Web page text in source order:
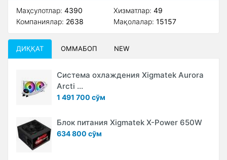
Маҳсулотлар: 4390
Компаниялар: 2638
Xизматлар: 49
Мақолалар: 15157
ДИҚҚАТ ОММАБОП NEW
Система охлаждения Xigmatek Aurora
Arcti ...
1 491 700 сўм
Блок питания Xigmatek X-Power 650W
634 800 сўм